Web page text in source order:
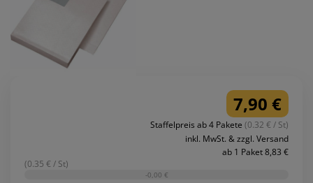
7,90 €
Staffelpreis ab 4 Pakete (0.32 € / St)
inkl. MwSt. & zzgl. Versand
ab 1 Paket 8,83 €
(0.35 € / St)
-0,00 €